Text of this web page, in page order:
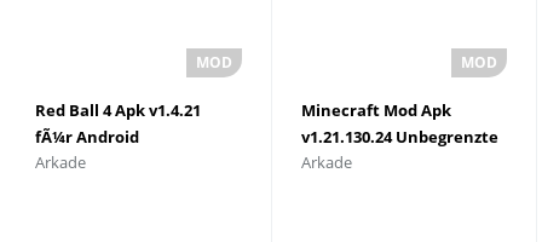
Red Ball 4 Apk v1.4.21
fÃ¼r Android
herunterladen
Arkade
Minecraft Mod Apk
v1.21.130.24 Unbegrenzte
GegenstÃ¤nde
Arkade